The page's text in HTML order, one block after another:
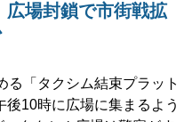
広場封鎖で市街戦拡
「タクシム結束プラット
10時に広場に集まるよう